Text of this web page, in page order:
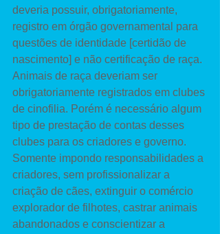
deveria possuir, obrigatoriamente,
registro em órgão governamental para
questões de identidade [certidão de
nascimento] e não certificação de raça.
Animais de raça deveriam ser
obrigatoriamente registrados em clubes
de cinofilia. Porém é necessário algum
tipo de prestação de contas desses
clubes para os criadores e governo.
Somente impondo responsabilidades a
criadores, sem profissionalizar a
criação de cães, extinguir o comércio
explorador de filhotes, castrar animais
abandonados e conscientizar a